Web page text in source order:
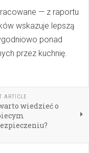
— z raportu
wskazuje lepszą
ponad
przez kuchnię.
ARTICLE
wiedzieć o